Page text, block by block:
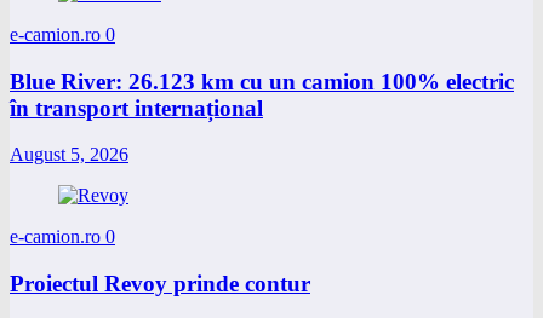
e-camion.ro 0
Blue River: 26.123 km cu un camion 100% electric
în transport internațional
August 5, 2026
e-camion.ro 0
Proiectul Revoy prinde contur